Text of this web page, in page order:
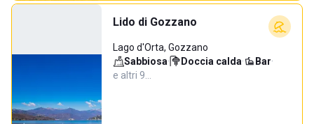
Lido di Gozzano
Lago d'Orta, Gozzano
Sabbiosa· Doccia calda· Bar·
e altri 9…